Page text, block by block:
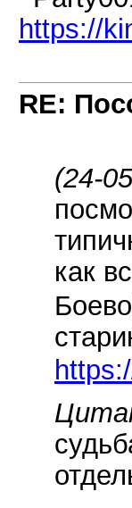
https://
RE:
(24-
как